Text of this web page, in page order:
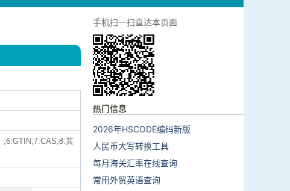
;6:GTIN;7:CAS;8:其
手机扫一扫直达本页面
热门信息
2026年HSCODE编码新版
人民币大写转换工具
每月海关汇率在线查询
常用外贸英语查询